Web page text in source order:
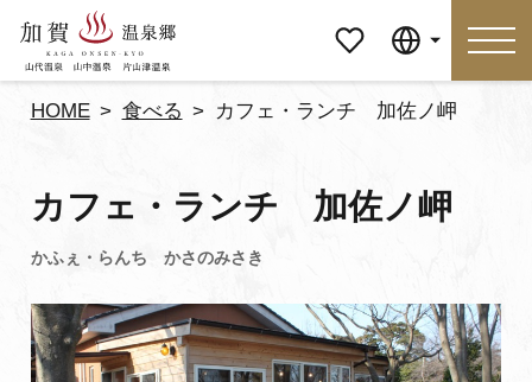
ージ
特集
見どころ 食べる
おみやげ イベント
HOME 食べる カフェ・ランチ 加佐ノ岬
カフェ・ランチ 加佐ノ岬